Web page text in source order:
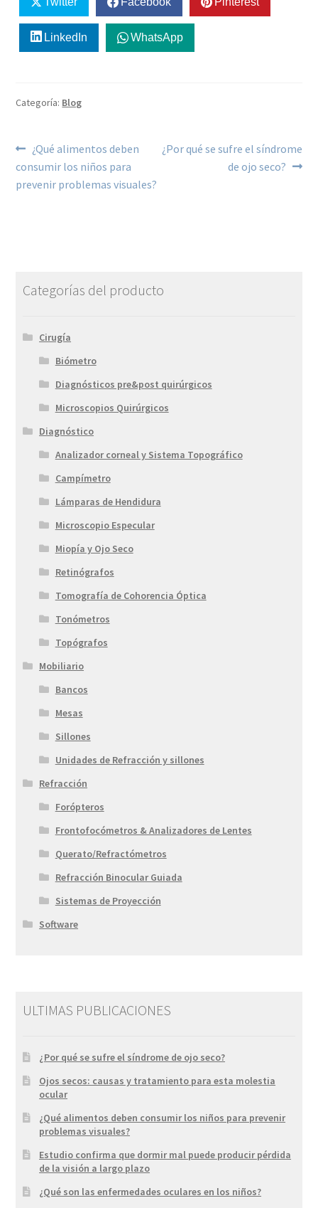
LinkedIn WhatsApp
Categoría: Blog
¿Qué alimentos deben
consumir los niños para
prevenir problemas visuales?
¿Por qué se sufre el síndrome
de ojo seco?
Categorías del producto
Cirugía
Biómetro
Diagnósticos pre&post quirúrgicos
Microscopios Quirúrgicos
Diagnóstico
Analizador corneal y Sistema Topográfico
Campímetro
Lámparas de Hendidura
Microscopio Especular
Miopía y Ojo Seco
Retinógrafos
Tomografía de Cohorencia Óptica
Tonómetros
Topógrafos
Mobiliario
Bancos
Mesas
Sillones
Unidades de Refracción y sillones
Refracción
Forópteros
Frontofocómetros & Analizadores de Lentes
Querato/Refractómetros
Refracción Binocular Guiada
Sistemas de Proyección
Software
ULTIMAS PUBLICACIONES
¿Por qué se sufre el síndrome de ojo seco?
Ojos secos: causas y tratamiento para esta molestia
ocular
¿Qué alimentos deben consumir los niños para prevenir
problemas visuales?
Estudio confirma que dormir mal puede producir pérdida
de la visión a largo plazo
¿Qué son las enfermedades oculares en los niños?